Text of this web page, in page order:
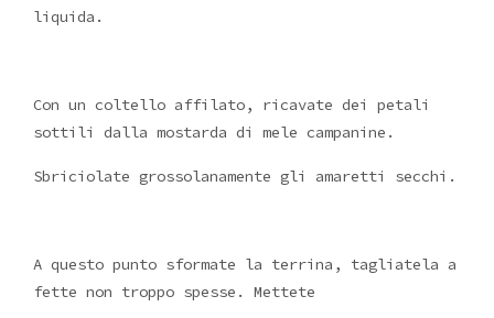
liquida.
Con un coltello affilato, ricavate dei petali
sottili dalla mostarda di mele campanine.
Sbriciolate grossolanamente gli amaretti secchi.
A questo punto sformate la terrina, tagliatela a
fette non troppo spesse. Mettete